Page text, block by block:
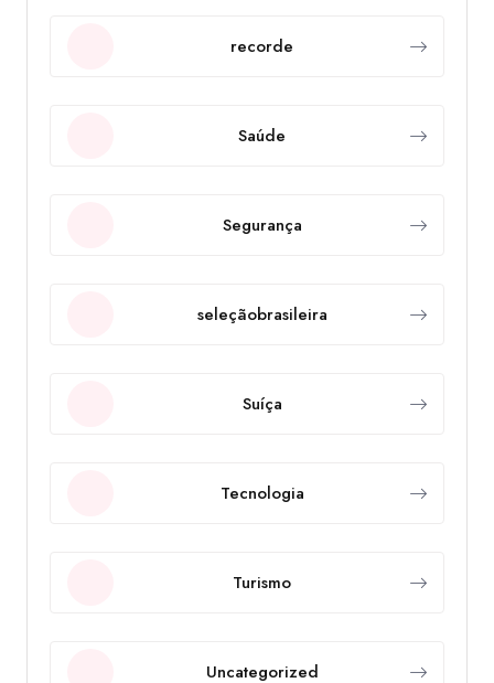
recorde
Saúde
Segurança
seleçãobrasileira
Suíça
Tecnologia
Turismo
Uncategorized